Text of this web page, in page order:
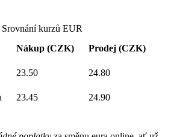
Srovnání kurzů EUR
Nákup (CZK) Prodej (CZK)
23.50 24.80
23.45 24.90